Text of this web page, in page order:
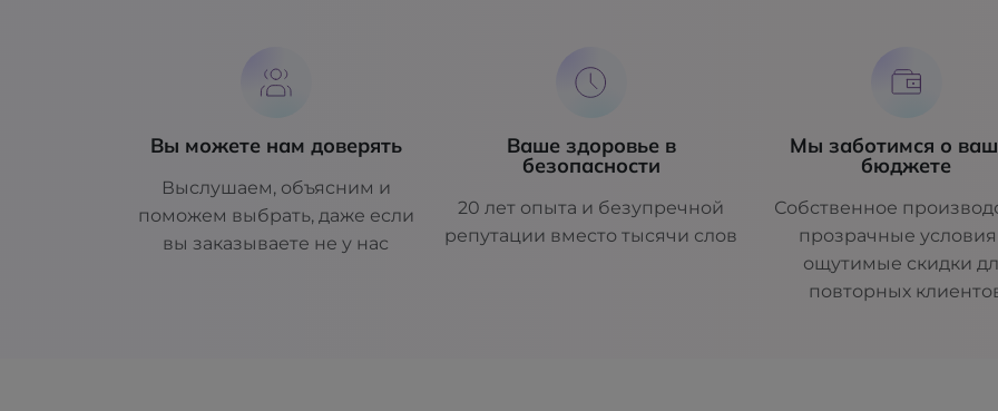
Вы можете нам доверять
Выслушаем, объясним и
поможем выбрать, даже если
вы заказываете не у нас
Ваше здоровье в
безопасности
20 лет опыта и безупречной
репутации вместо тысячи слов
Мы заботимся о
бюджете
Собственное
прозрачные
ощутимые скидки
повторных